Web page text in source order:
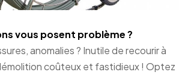
vous posent problème ?
anomalies ? Inutile de recourir à
coûteux et fastidieux ! Optez